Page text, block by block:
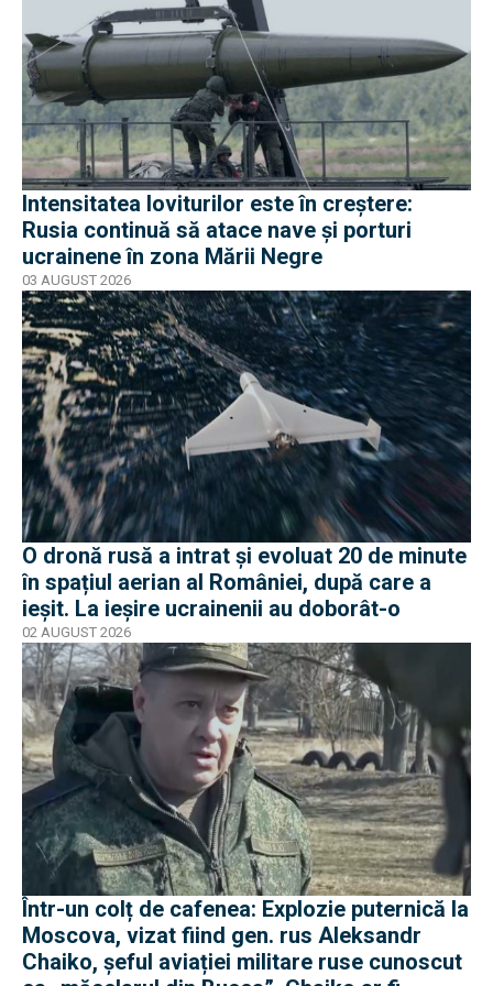
Intensitatea loviturilor este în creștere:
Rusia continuă să atace nave și porturi
ucrainene în zona Mării Negre
03 AUGUST 2026
O dronă rusă a intrat și evoluat 20 de minute
în spațiul aerian al României, după care a
ieșit. La ieșire ucrainenii au doborât-o
02 AUGUST 2026
Într-un colț de cafenea: Explozie puternică la
Moscova, vizat fiind gen. rus Aleksandr
Chaiko, șeful aviației militare ruse cunoscut